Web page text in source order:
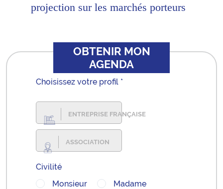
projection sur les marchés porteurs
OBTENIR MON
AGENDA
Choisissez votre profil *
ENTREPRISE FRANÇAISE
ASSOCIATION
Civilité
Monsieur
Madame